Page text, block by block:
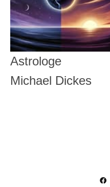
Astrologe
Michael Dickes